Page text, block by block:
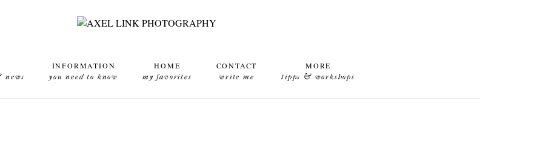
news
INFORMATION
you need to know
HOME
my favorites
CONTACT
write me
MORE
tipps & workshops